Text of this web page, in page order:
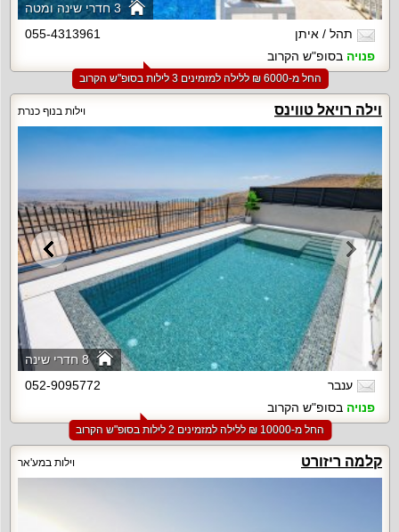
3 חדרי שינה ומטה
תהל / איתן
055-4313961
פנויה בסופ"ש הקרוב
החל מ-‏6000 ₪ ללילה למזמינים 3 לילות בסופ"ש הקרוב
וילה רויאל טווינס וילות בנוף כנרת
8 חדרי שינה
ענבר
052-9095772
פנויה בסופ"ש הקרוב
החל מ-‏10000 ₪ ללילה למזמינים 2 לילות בסופ"ש הקרוב
קלמה ריזורט וילות במע'אר